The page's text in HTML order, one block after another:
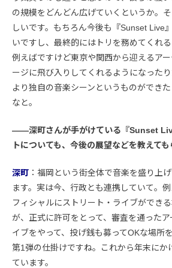
の規模をどんどん広げていくというか。
しいです。もちろん今後も『Sunset Live
いですし、最終的にはトリを務めてくれる
例えばですけど東京や関西から迎えるア
ージに飛び入りしてくれるようになったり
より独自の音楽シーンというものができ
なと。
――深町さんが手がけている『Sunset
トについても、今後の展望などを教えて
深町 ：福岡という街全体で音楽を盛り上
ます。実は今、行政とも連携していて。
フィシャルにストリート・ライブができ
が、正式に許可をとって、審査を通った
イブをやって、投げ銭も募ってOKな場所
第1弾の仕掛けですね。これから年末にか
ています。